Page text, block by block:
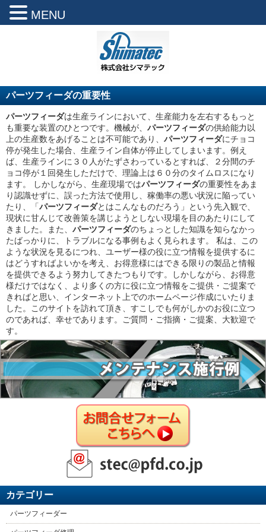
パーツフィーダの重要性
パーツフィーダは生産ラインにおいて、生産能力を左右するもっと
も重要な装置のひとつです。機械が、 パーツフィーダの供給能力以
上の生産数をあげることは不可能であり、 パーツフィーダにチョコ
停が発生した場合、生産ライン自体が停止してしまいます。例え
ば、生産ラインに３０人がたずさわっているとすれば、２分間のチ
ョコ停が１回発生しただけで、理論上は６０分のタイムロスになり
ます。 しかしながら、生産現場ではパーツフィーダの重要性をあま
り認識せずに、誤った方法で使用し、稼働率の悪い状況に陥ってい
たり、「パーツフィーダとはこんなものだろう」という先入観で、
現状に甘んじて改善策を講じようとしない現場を目のあたりにして
きました。また、 パーツフィーダのちょっとした知識を知らなかっ
たばっかりに、トラブルになる事例もよく見られます。 私は、この
ような状況を見るにつれ、ユーザー様の役に立つ情報を提供するに
はどうすればよいかを考え、お得意様にはできる限りの製品と情報
を提供できるよう努力してきたつもりです。しかしながら、お得意
様だけではなく、より多くの方に役に立つ情報をご提供・ご提案で
きればと思い、インターネット上でのホームページ作成にいたりま
した。このサイトを訪れて頂き、すこしでも何がしかのお役に立つ
のであれば、幸せであります。ご質問・ご指摘・ご提案、大歓迎で
す。
カテゴリー
パーツフィーダー
MENU